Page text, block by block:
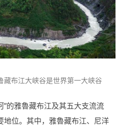
藏布江大峡谷是世界第一大峡谷
”的雅魯藏布江及其五大支流流
地位。其中，雅魯藏布江、尼洋